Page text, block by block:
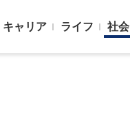
キャリア ライフ 社会